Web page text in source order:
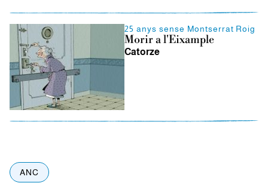
25 anys sense Montserrat Roig
Morir a l'Eixample
Catorze
ANC